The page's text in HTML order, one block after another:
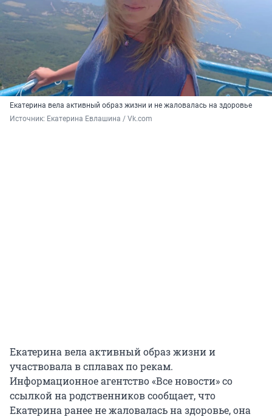
Екатерина вела активный образ жизни и не жаловалась на здоровье
Источник: Екатерина Евлашина / Vk.com
Екатерина вела активный образ жизни и
участвовала в сплавах по рекам.
Информационное агентство «Все новости» со
ссылкой на родственников сообщает, что
Екатерина ранее не жаловалась на здоровье, она